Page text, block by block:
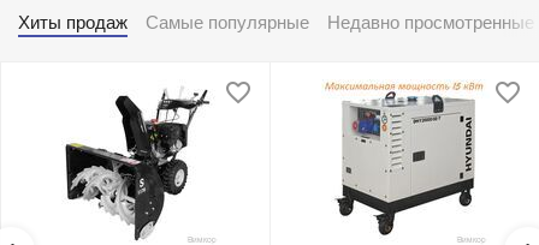
Хиты продаж Самые популярные Недавно просмотренные